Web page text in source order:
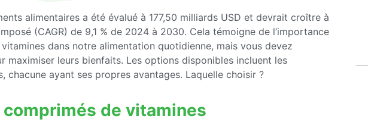
alimentaires a été évalué à 177,50 milliards USD et devrait croître à
(CAGR) de 9,1 % de 2024 à 2030. Cela témoigne de l’importance
dans notre alimentation quotidienne, mais vous devez
maximiser leurs bienfaits. Les options disponibles incluent les
chacune ayant ses propres avantages. Laquelle choisir ?
de vitamines